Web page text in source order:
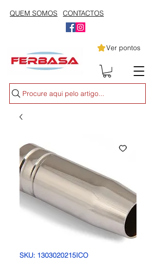
QUEM SOMOS CONTACTOS
Ver pontos
Procure aqui pelo artigo...
SKU: 1303020215ICO